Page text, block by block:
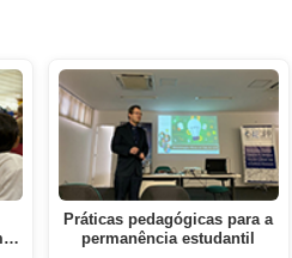
Práticas pedagógicas para a
permanência estudantil